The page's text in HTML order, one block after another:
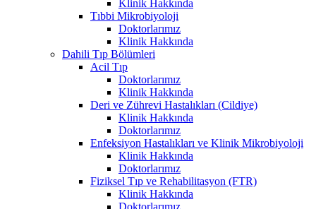
Klinik Hakkında
Tıbbi Mikrobiyoloji
Doktorlarımız
Klinik Hakkında
Dahili Tıp Bölümleri
Acil Tıp
Doktorlarımız
Klinik Hakkında
Deri ve Zührevi Hastalıkları (Cildiye)
Klinik Hakkında
Doktorlarımız
Enfeksiyon Hastalıkları ve Klinik Mikrobiyoloji
Klinik Hakkında
Doktorlarımız
Fiziksel Tıp ve Rehabilitasyon (FTR)
Klinik Hakkında
Doktorlarımız